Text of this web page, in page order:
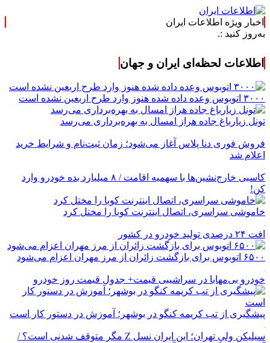
اخبار ویژه اطلاعات ایران
:.
اطلاعات لحظه‌ای ایران و جهان
۳۰۰۰ اتوبوس وعده داده شده هنوز وارد طرح اربعین نشده است
تونل زیارباغ جاده هراز امسال به بهره‌برداری می‌رسد
فروش فوری دنا پلاس آغاز می‌شود؛ زمان ثبت‌نام و شرایط خرید
اعلام شد
کاسبی خارج‌نشین‌ها با سهمیه اقامت / ۸ میلیارد بده خودرو وارد
کن!
خاموشی سراسری، اتصال اینترنت کوبا را مختل کرد
افت ۲۴ درصدی تولید خودرو در کشور
۶۵۰۰ اتوبوس برای بازگشت زائران از مرز مهران اعزام می‌شود
خودرو بی‌مهابا در سراشیبی قیمت+ جدول قیمت روز خودرو
پیشگیری از تب کریمه کنگو در بوشهر؛ آموزش در دستور کار است
سیلیکن ولیِ تهران؛ این ایران نسل Z مگر متوقف شدنی است؟ /